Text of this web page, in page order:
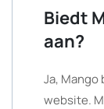
Biedt
aan?
Ja, Mango
website.